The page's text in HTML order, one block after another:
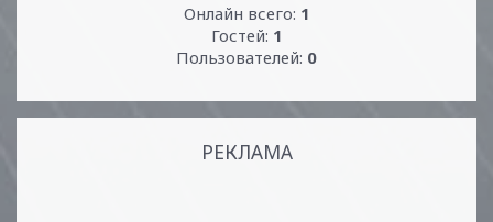
Онлайн всего: 1
Гостей: 1
Пользователей: 0
РЕКЛАМА